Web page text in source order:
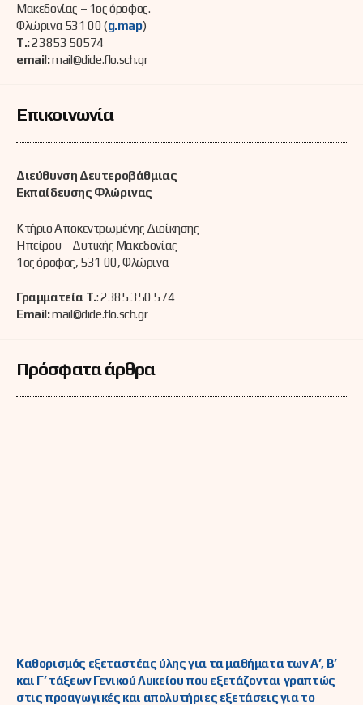
Μακεδονίας – 1ος όροφος.
Φλώρινα 531 00 (g.map)
Τ.:23853 50574
email:mail@dide.flo.sch.gr
Επικοινωνία
Διεύθυνση Δευτεροβάθμιας
Εκπαίδευσης Φλώρινας
Κτήριο Αποκεντρωμένης Διοίκησης
Ηπείρου – Δυτικής Μακεδονίας
1ος όροφος, 531 00, Φλώρινα
Γραμματεία Τ.: 2385 350 574
Email:mail@dide.flo.sch.gr
Πρόσφατα άρθρα
Καθορισμός εξεταστέας ύλης για τα μαθήματα των Α’, Β’
και Γ’ τάξεων Γενικού Λυκείου που εξετάζονται γραπτώς
στις προαγωγικές και απολυτήριες εξετάσεις για το